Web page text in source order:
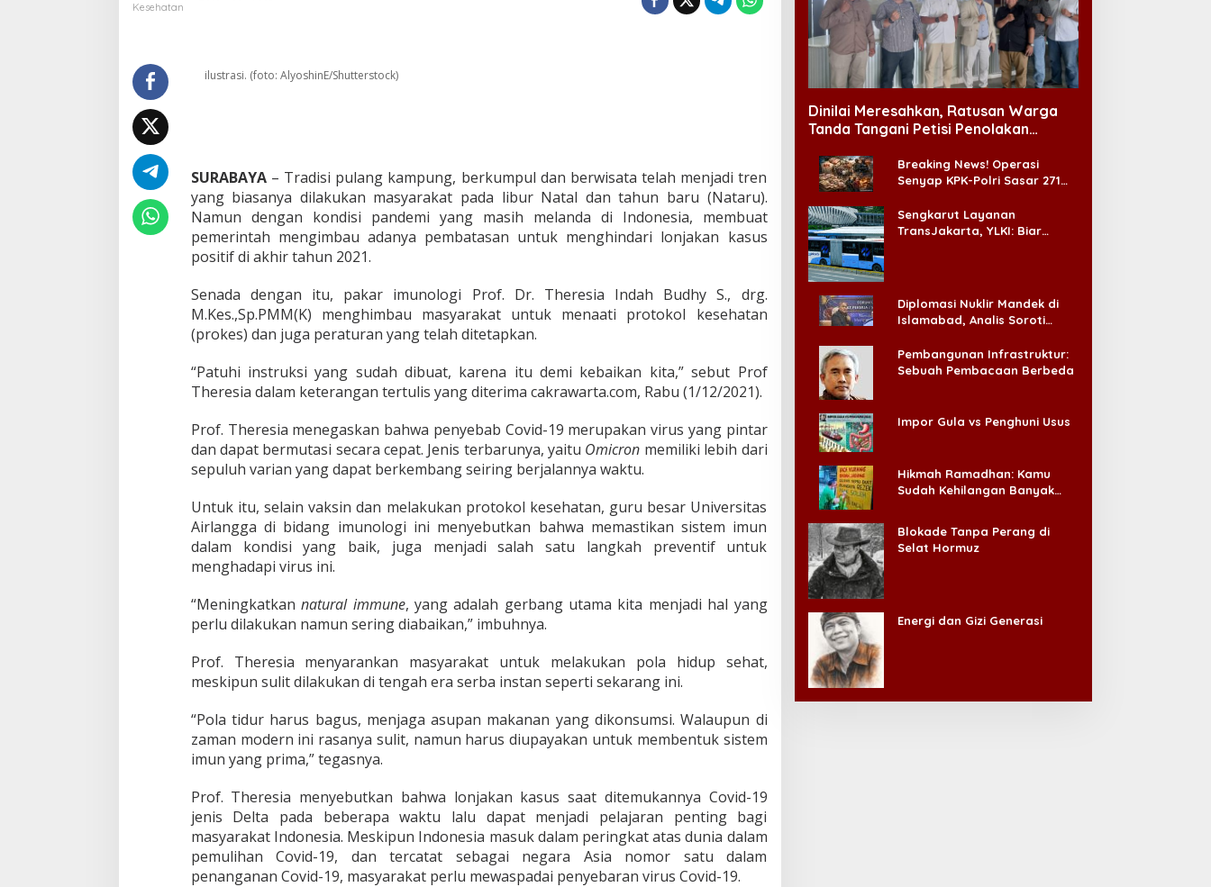
N
M
a
s
y
k
a
t
m
i
t
a
T
e
a
p
T
a
i
P
o
k
e
Kesehatan
ilustrasi. (foto: AlyoshinE/Shutterstock)
SURABAYA– Tradisi pulang kampung, berkumpul dan berwisata telah menjadi tren
yang biasanya dilakukan masyarakat pada libur Natal dan tahun baru (Nataru).
Namun dengan kondisi pandemi yang masih melanda di Indonesia, membuat
pemerintah mengimbau adanya pembatasan untuk menghindari lonjakan kasus
positif di akhir tahun 2021.
Senada dengan itu, pakar imunologi Prof. Dr. Theresia Indah Budhy S., drg.
M.Kes.,Sp.PMM(K) menghimbau masyarakat untuk menaati protokol kesehatan
(prokes) dan juga peraturan yang telah ditetapkan.
“Patuhi instruksi yang sudah dibuat, karena itu demi kebaikan kita,” sebut Prof
Theresia dalam keterangan tertulis yang diterima cakrawarta.com, Rabu (1/12/2021).
Prof. Theresia menegaskan bahwa penyebab Covid-19 merupakan virus yang pintar
dan dapat bermutasi secara cepat. Jenis terbarunya, yaitu Omicron memiliki lebih dari
sepuluh varian yang dapat berkembang seiring berjalannya waktu.
Untuk itu, selain vaksin dan melakukan protokol kesehatan, guru besar Universitas
Airlangga di bidang imunologi ini menyebutkan bahwa memastikan sistem imun
dalam kondisi yang baik, juga menjadi salah satu langkah preventif untuk
menghadapi virus ini.
“Meningkatkannatural immune, yang adalah gerbang utama kita menjadi hal yang
perlu dilakukan namun sering diabaikan,” imbuhnya.
Prof. Theresia menyarankan masyarakat untuk melakukan pola hidup sehat,
meskipun sulit dilakukan di tengah era serba instan seperti sekarang ini.
“Pola tidur harus bagus, menjaga asupan makanan yang dikonsumsi. Walaupun di
zaman modern ini rasanya sulit, namun harus diupayakan untuk membentuk sistem
imun yang prima,” tegasnya.
Prof. Theresia menyebutkan bahwa lonjakan kasus saat ditemukannya Covid-19
jenis Delta pada beberapa waktu lalu dapat menjadi pelajaran penting bagi
masyarakat Indonesia. Meskipun Indonesia masuk dalam peringkat atas dunia dalam
pemulihan Covid-19, dan tercatat sebagai negara Asia nomor satu dalam
penanganan Covid-19, masyarakat perlu mewaspadai penyebaran virus Covid-19.
Dinilai Meresahkan, Ratusan Warga
Tanda Tangani Petisi Penolakan
Breaking News! Operasi
Senyap KPK-Polri Sasar 271
Ada ‘Badai Pemeriksaan’
Sengkarut Layanan
TransJakarta, YLKI: Biar
Diplomasi Nuklir Mandek di
Islamabad, Analis Soroti
Pembangunan Infrastruktur:
Sebuah Pembacaan Berbeda
Impor Gula vs Penghuni Usus
Hikmah Ramadhan: Kamu
Sudah Kehilangan Banyak
Blokade Tanpa Perang di
Selat Hormuz
Energi dan Gizi Generasi